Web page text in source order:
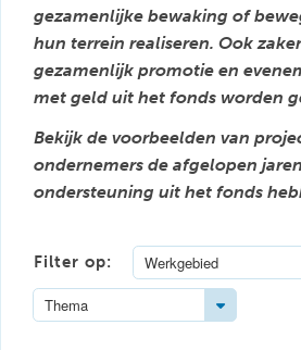
gezamenlijke bewaking of
hun terrein realiseren. Ook
gezamenlijk promotie en
met geld uit het fonds worden
Bekijk de voorbeelden van
ondernemers de afgelopen
ondersteuning uit het fonds
Filter op: Werkgebied
Thema Toggle